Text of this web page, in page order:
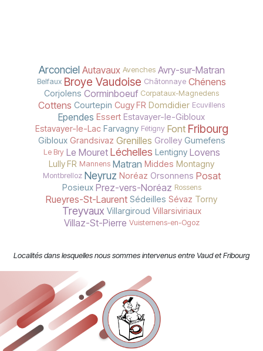
Arconciel Autavaux Avenches Avry-sur-Matran
Belfaux Broye Vaudoise Châtonnaye Chénens
Corjolens Corminboeuf Corpataux-Magnedens
Cottens Courtepin Cugy FR Domdidier Ecuvillens
Ependes Essert Estavayer-le-Gibloux
Estavayer-le-Lac Farvagny Fétigny Font Fribourg
Gibloux Grandsivaz Grenilles Grolley Gumefens
Le Bry Le Mouret Léchelles Lentigny Lovens
Lully FR Mannens Matran Middes Montagny
Montbrelloz Neyruz Noréaz Orsonnens Posat
Posieux Prez-vers-Noréaz Rossens
Rueyres-St-Laurent Sédeilles Sévaz Torny
Treyvaux Villargiroud Villarsiviriaux
Villaz-St-Pierre Vuisternens-en-Ogoz
Localités dans lesquelles nous sommes intervenus entre Vaud et Fribourg